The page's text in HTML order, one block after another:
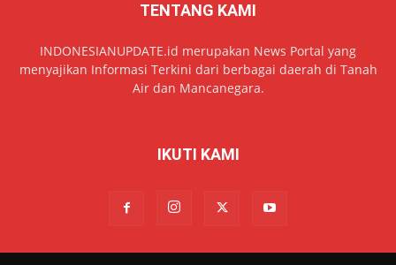
TENTANG KAMI
INDONESIANUPDATE.id merupakan News Portal yang
menyajikan Informasi Terkini dari berbagai daerah di Tanah
Air dan Mancanegara.
IKUTI KAMI